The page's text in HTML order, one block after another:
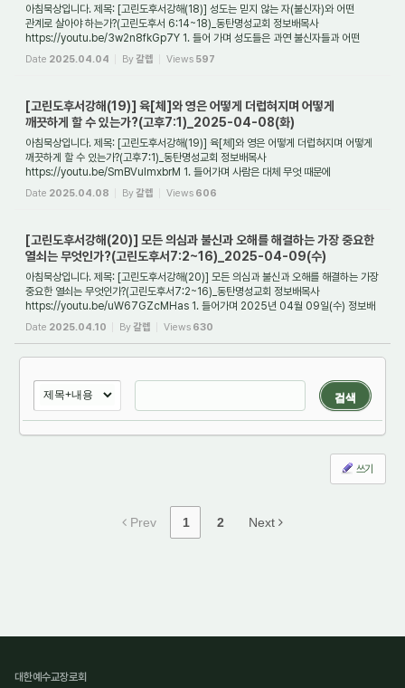
아침묵상입니다. 제목: [고린도후서강해(18)] 성도는 믿지 않는 자(불신자)와 어떤
관계로 살아야 하는가?(고린도후서 6:14~18)_동탄명성교회 정보배목사
https://youtu.be/3w2n8fkGp7Y 1. 들어 가며 성도들은 과연 불신자들과 어떤
관계를 맺고 살아야 하는가...
Date 2025.04.04 By갈렙 Views 597
[고린도후서강해(19)] 육[체]와 영은 어떻게 더럽혀지며 어떻게
깨끗하게 할 수 있는가?(고후7:1)_2025-04-08(화)
아침묵상입니다. 제목: [고린도후서강해(19)] 육[체]와 영은 어떻게 더럽혀지며 어떻게
깨끗하게 할 수 있는가?(고후7:1)_동탄명성교회 정보배목사
https://youtu.be/SmBVulmxbrM 1. 들어가며 사람은 대체 무엇 때문에
더럽혀지는가? 그리고 만약 사람이 더럽...
Date 2025.04.08 By갈렙 Views 606
[고린도후서강해(20)] 모든 의심과 불신과 오해를 해결하는 가장 중요한
열쇠는 무엇인가?(고린도후서7:2~16)_2025-04-09(수)
아침묵상입니다. 제목: [고린도후서강해(20)] 모든 의심과 불신과 오해를 해결하는 가장
중요한 열쇠는 무엇인가?(고린도후서7:2~16)_동탄명성교회 정보배목사
https://youtu.be/uW67GZcMHas 1. 들어가며 2025년 04월 09일(수) 정보배
목사
Date 2025.04.10 By갈렙 Views 630
검색
쓰기
Prev 1 2 Next
대한예수교장로회